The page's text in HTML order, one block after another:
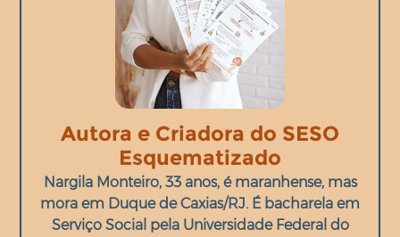
Autora e Criadora do SESO
Esquematizado
Nargila Monteiro, 33 anos, é maranhense, mas
mora em Duque de Caxias/RJ. É bacharela em
Serviço Social pela Universidade Federal do